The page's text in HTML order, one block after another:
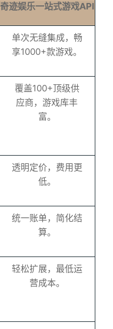
奇迹娱乐一站式游戏API
单次无缝集成，畅
享1000+款游戏。
覆盖100+顶级供
应商，游戏库丰
富。
透明定价，费用更
低。
统一账单，简化结
算。
轻松扩展，最低运
营成本。